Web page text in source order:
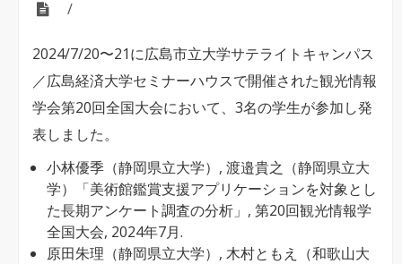
報
学
会
20
回
全
国
2024/7/20〜21に広島市立大学サテライトキャンパス
／広島経済大学セミナーハウスで開催された観光情報
学会第20回全国大会において、3名の学生が参加し発
表しました。
小林優季（静岡県立大学）, 渡邉貴之（静岡県立大
学）「美術館鑑賞支援アプリケーションを対象とし
た長期アンケート調査の分析」, 第20回観光情報学
全国大会, 2024年7月.
原田朱理（静岡県立大学）, 木村ともえ（和歌山大